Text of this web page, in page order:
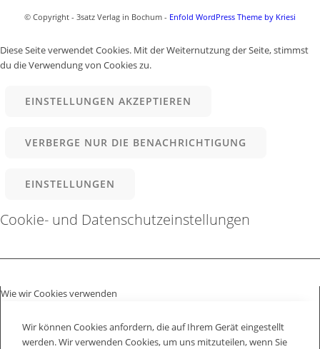
© Copyright - 3satz Verlag in Bochum - Enfold WordPress Theme by Kriesi
Diese Seite verwendet Cookies. Mit der Weiternutzung der Seite, stimmst
du die Verwendung von Cookies zu.
EINSTELLUNGEN AKZEPTIEREN
VERBERGE NUR DIE BENACHRICHTIGUNG
EINSTELLUNGEN
Cookie- und Datenschutzeinstellungen
Wie wir Cookies verwenden
Wir können Cookies anfordern, die auf Ihrem Gerät eingestellt
werden. Wir verwenden Cookies, um uns mitzuteilen, wenn Sie